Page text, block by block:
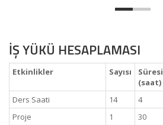
İŞ YÜKÜ HESAPLAMASI
Etkinlikler Sayısı
Süresi
(saat)
Ders Saati
14 4
Proje
1 30